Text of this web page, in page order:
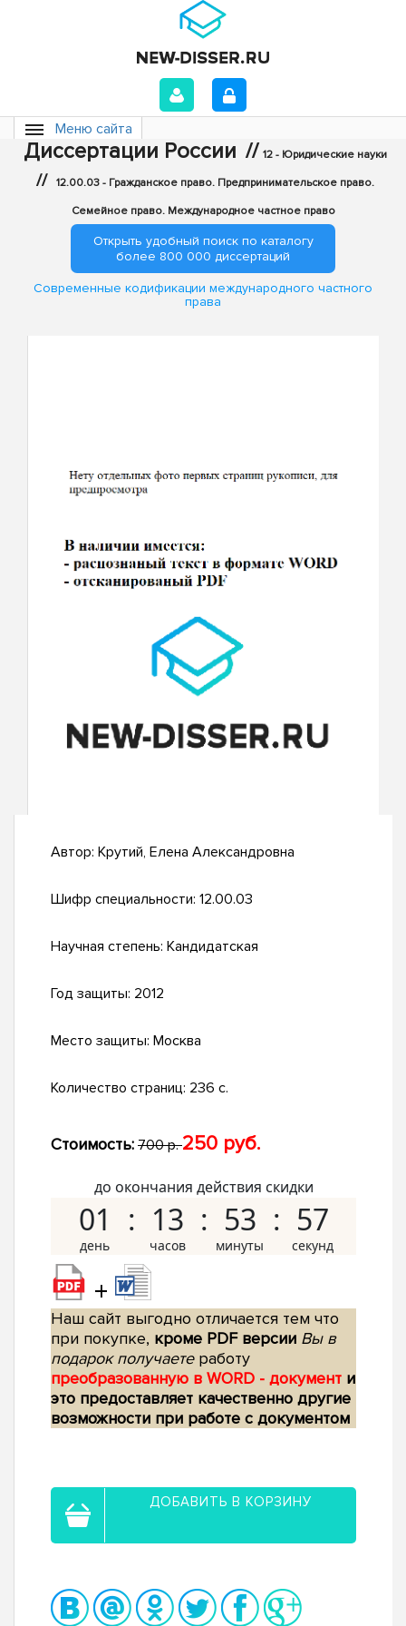
Меню сайта
Диссертации России // 12 - Юридические науки
// 12.00.03 - Гражданское право. Предпринимательское право.
Семейное право. Международное частное право
Открыть удобный поиск по каталогу
более 800 000 диссертаций
Современные кодификации международного частного
права
Автор: Крутий, Елена Александровна
Шифр специальности: 12.00.03
Научная степень: Кандидатская
Год защиты: 2012
Место защиты: Москва
Количество страниц: 236 с.
Стоимость: 700 р.250 руб.
до окончания действия скидки
01 13 53 56
+
Наш сайт выгодно отличается тем что
при покупке, кроме PDF версии Вы в
подарок получаетеработу
преобразованную в WORD - документ и
это предоставляет качественно другие
возможности при работе с документом
ДОБАВИТЬ В КОРЗИНУ